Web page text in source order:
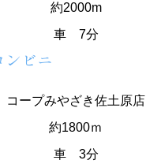
約2000m
車 7分
ンビニ
コープみやざき佐土原店
約1800ｍ
車 3分